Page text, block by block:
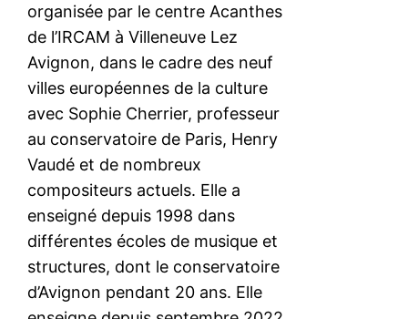
organisée par le centre Acanthes
de l’IRCAM à Villeneuve Lez
Avignon, dans le cadre des neuf
villes européennes de la culture
avec Sophie Cherrier, professeur
au conservatoire de Paris, Henry
Vaudé et de nombreux
compositeurs actuels. Elle a
enseigné depuis 1998 dans
différentes écoles de musique et
structures, dont le conservatoire
d’Avignon pendant 20 ans. Elle